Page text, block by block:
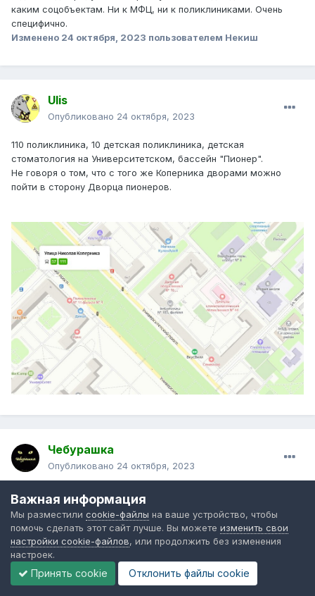
каким соцобъектам. Ни к МФЦ, ни к поликлиниками. Очень
специфично.
Изменено 24 октября, 2023 пользователем Некиш
Ulis
Опубликовано 24 октября, 2023
110 поликлиника, 10 детская поликлиника, детская
стоматология на Университетском, бассейн "Пионер".
Не говоря о том, что с того же Коперника дворами можно
пойти в сторону Дворца пионеров.
Чебурашка
Опубликовано 24 октября, 2023
В 24.10.2023 в 08:37,
Поможет любому маршруту, потому что автобус с
вменяемым интервалом есть смысл ждать. Если это
маршрут из собеса в поликлинику, который для обычных
пассажиров бесполезен - пустить машины меньшего
Важная информация
Мы разместили cookie-файлы на ваше устройство, чтобы
помочь сделать этот сайт лучше. Вы можете изменить свои
настройки cookie-файлов, или продолжить без изменения
настроек.
Принять cookie Отклонить файлы сookie